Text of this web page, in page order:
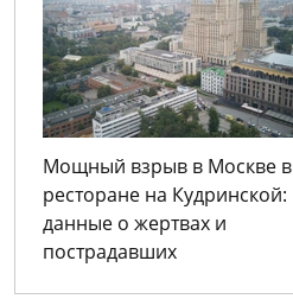
Мощный взрыв в Москве в
ресторане на Кудринской:
данные о жертвах и
пострадавших